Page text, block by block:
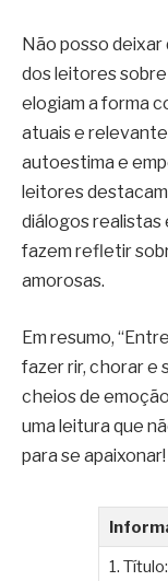
Não posso deixar
dos leitores sobre
elogiam a forma
atuais e
autoestima e
leitores
diálogos realistas
fazem refletir
amorosas.
Em resumo,
fazer rir, chorar e
cheios de
uma leitura que
para se apaixonar!
1.